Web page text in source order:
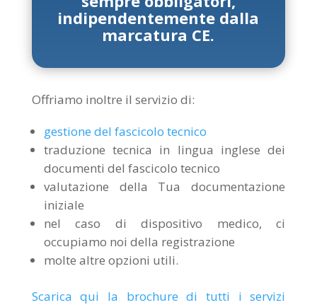
indipendentemente dalla
marcatura CE.
Offriamo inoltre il servizio di:
gestione del fascicolo tecnico
traduzione tecnica in lingua inglese dei
documenti del fascicolo tecnico
valutazione della Tua documentazione
iniziale
nel caso di dispositivo medico, ci
occupiamo noi della registrazione
molte altre opzioni utili.
Scarica qui la brochure di tutti i servizi